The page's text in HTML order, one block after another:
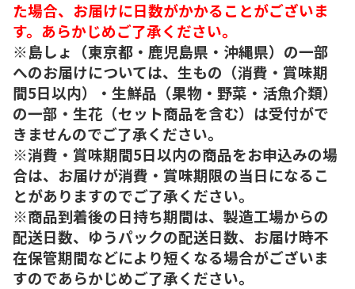
た場合、お届けに日数がかかることがございま
す。あらかじめご了承ください。
※島しょ（東京都・鹿児島県・沖縄県）の一部
へのお届けについては、生もの（消費・賞味期
間5日以内）・生鮮品（果物・野菜・活魚介類）
の一部・生花（セット商品を含む）は受付がで
きませんのでご了承ください。
※消費・賞味期間5日以内の商品をお申込みの場
合は、お届けが消費・賞味期限の当日になるこ
とがありますのでご了承ください。
※商品到着後の日持ち期間は、製造工場からの
配送日数、ゆうパックの配送日数、お届け時不
在保管期間などにより短くなる場合がございま
すのであらかじめご了承ください。